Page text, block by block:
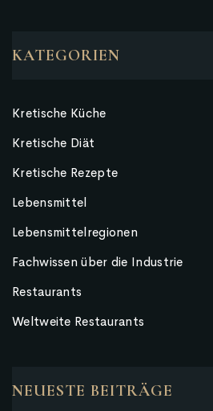
KATEGORIEN
Kretische Küche
Kretische Diät
Kretische Rezepte
Lebensmittel
Lebensmittelregionen
Fachwissen über die Industrie
Restaurants
Weltweite Restaurants
NEUESTE BEITRÄGE